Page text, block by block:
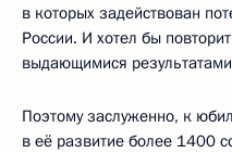
в которых задействован
России. И хотел бы
выдающимися результатами
Поэтому заслуженно, к
в её развитие более 1400